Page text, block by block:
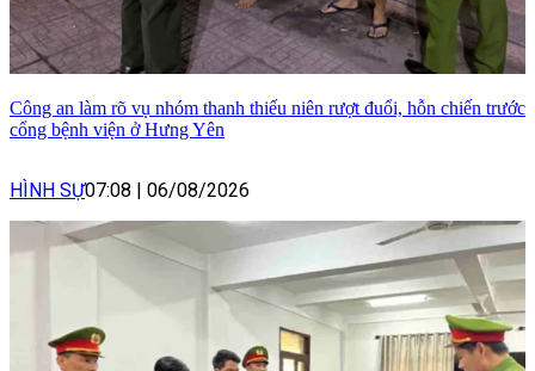
Công an làm rõ vụ nhóm thanh thiếu niên rượt đuổi, hỗn chiến trước
cổng bệnh viện ở Hưng Yên
HÌNH SỰ07:08 06/08/2026